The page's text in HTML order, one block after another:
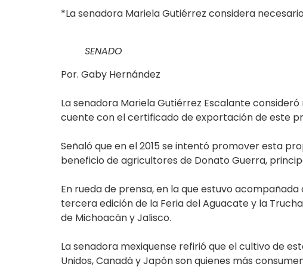
*La senadora Mariela Gutiérrez considera
SENADO
Por. Gaby Hernández
La senadora Mariela Gutiérrez Escalante
cuente con el certificado de exportación de este
Señaló que en el 2015 se intentó promover esta
beneficio de agricultores de Donato Guerra,
En rueda de prensa, en la que estuvo
tercera edición de la Feria del Aguacate y la
de Michoacán y Jalisco.
La senadora mexiquense refirió que el cultivo de
Unidos, Canadá y Japón son quienes más